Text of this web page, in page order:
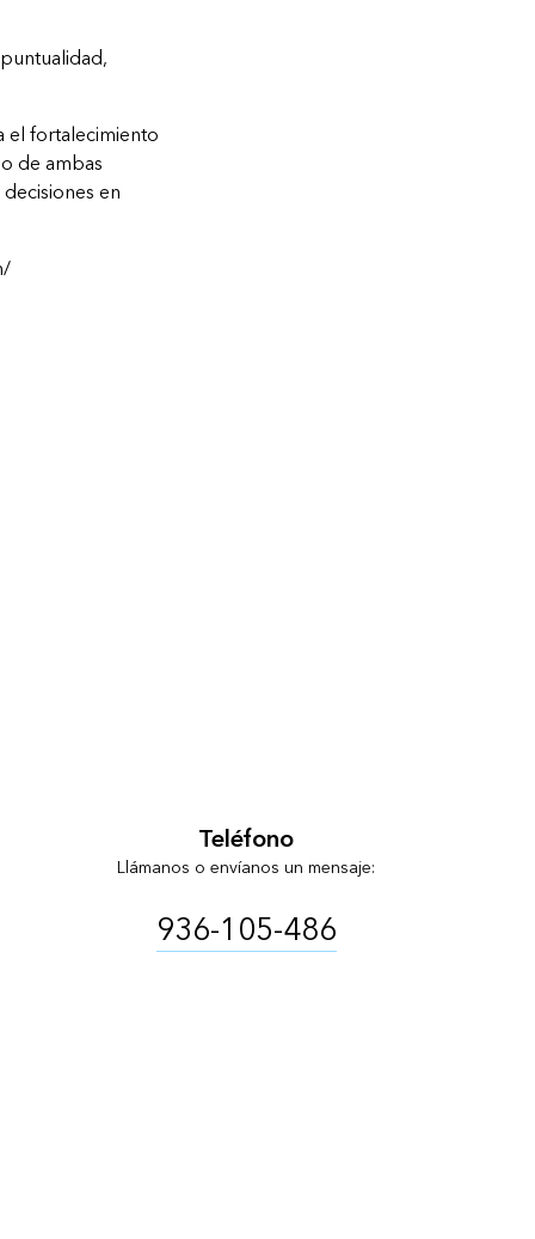
el fortalecimiento
de ambas
en
Teléfono
Llámanos o envíanos un mensaje:
936-105-486